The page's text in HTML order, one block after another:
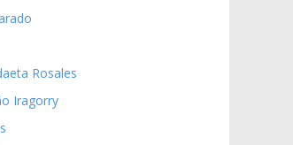
Rosales
Iragorry